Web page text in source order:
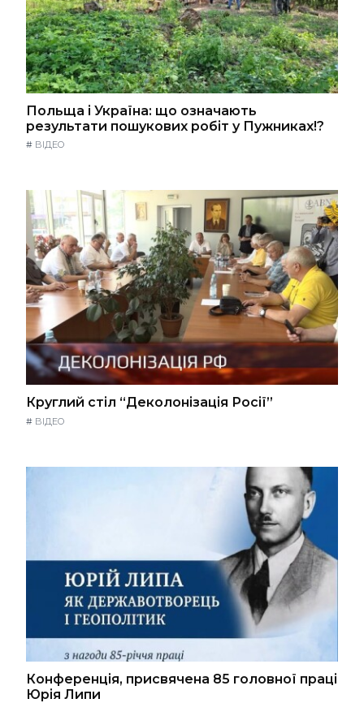
Польща і Україна: що означають
результати пошукових робіт у Пужниках!?
# ВІДЕО
Круглий стіл “Деколонізація Росії”
# ВІДЕО
Конференція, присвячена 85 головної праці
Юрія Липи